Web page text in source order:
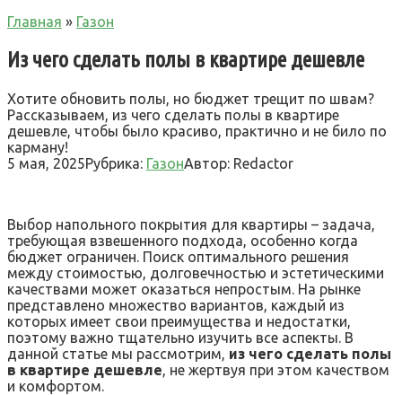
Главная » Газон
Из чего сделать полы в квартире дешевле
Хотите обновить полы, но бюджет трещит по швам?
Рассказываем, из чего сделать полы в квартире
дешевле, чтобы было красиво, практично и не било по
карману!
5 мая, 2025Рубрика: ГазонАвтор: Redactor
Выбор напольного покрытия для квартиры – задача,
требующая взвешенного подхода, особенно когда
бюджет ограничен. Поиск оптимального решения
между стоимостью, долговечностью и эстетическими
качествами может оказаться непростым. На рынке
представлено множество вариантов, каждый из
которых имеет свои преимущества и недостатки,
поэтому важно тщательно изучить все аспекты. В
данной статье мы рассмотрим, из чего сделать полы
в квартире дешевле, не жертвуя при этом качеством
и комфортом.